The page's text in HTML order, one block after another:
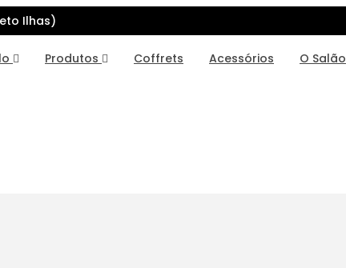
Ilhas)
Produtos Coffrets Acessórios O Salão